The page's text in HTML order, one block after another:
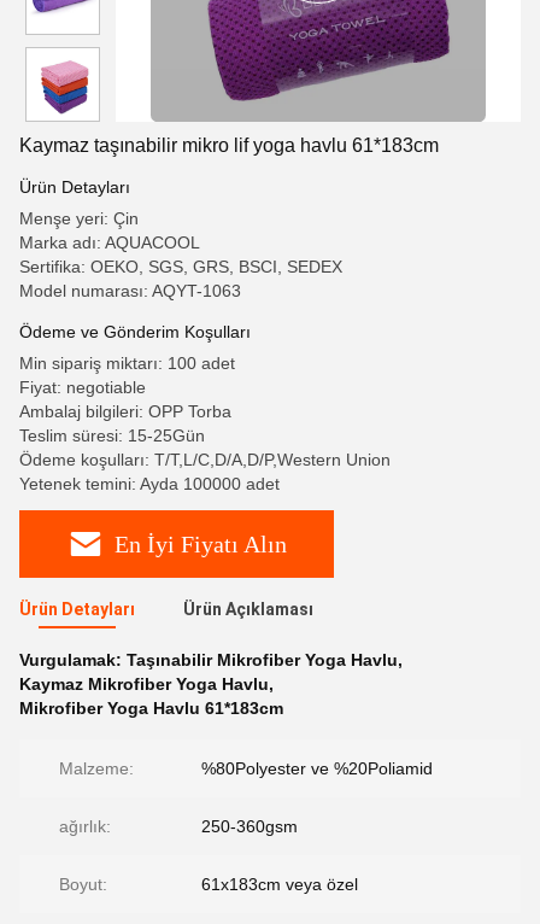
Kaymaz taşınabilir mikro lif yoga havlu 61*183cm
Ürün Detayları
Menşe yeri: Çin
Marka adı: AQUACOOL
Sertifika: OEKO, SGS, GRS, BSCI, SEDEX
Model numarası: AQYT-1063
Ödeme ve Gönderim Koşulları
Min sipariş miktarı: 100 adet
Fiyat: negotiable
Ambalaj bilgileri: OPP Torba
Teslim süresi: 15-25Gün
Ödeme koşulları: T/T,L/C,D/A,D/P,Western Union
Yetenek temini: Ayda 100000 adet
En İyi Fiyatı Alın
Ürün Detayları Ürün Açıklaması
Vurgulamak: Taşınabilir Mikrofiber Yoga Havlu,
Kaymaz Mikrofiber Yoga Havlu,
Mikrofiber Yoga Havlu 61*183cm
Malzeme: %80Polyester ve %20Poliamid
ağırlık: 250-360gsm
Boyut: 61x183cm veya özel